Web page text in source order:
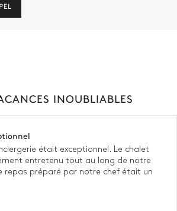
INOUBLIABLES
était exceptionnel. Le chalet
entretenu tout au long de notre
repas préparé par notre chef était un